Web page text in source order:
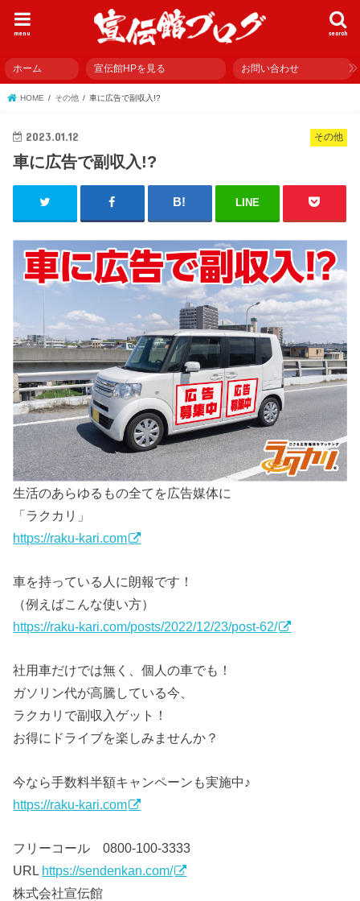
search
menu
ホーム 宣伝館HPを見る お問い合わせ
HOME その他 車に広告で副収入!?
その他
2023.01.12
車に広告で副収入!?
LINE
生活のあらゆるもの全てを広告媒体に
「ラクカリ」
https://raku-kari.com
車を持っている人に朗報です！
（例えばこんな使い方）
https://raku-kari.com/posts/2022/12/23/post-62/
社用車だけでは無く、個人の車でも！
ガソリン代が高騰している今、
ラクカリで副収入ゲット！
お得にドライブを楽しみませんか？
今なら手数料半額キャンペーンも実施中♪
https://raku-kari.com
フリーコール 0800-100-3333
URL https://sendenkan.com/
株式会社宣伝館